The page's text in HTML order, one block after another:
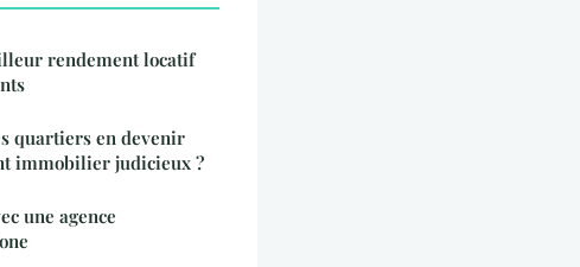
rendement locatif
quartiers en devenir
immobilier judicieux ?
une agence